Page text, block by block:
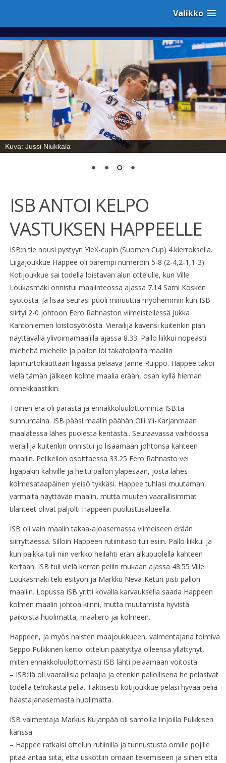
Valikko
Kuva: Jussi Niukkala
ISB ANTOI KELPO
VASTUKSEN HAPPEELLE
ISB:n tie nousi pystyyn YleX-cupin (Suomen Cup) 4.kierroksella.
Liigajoukkue Happee oli parempi numeroin 5-8 (2-4,2-1,1-3).
Kotijoukkue sai todella loistavan alun ottelulle, kun Ville
Loukasmäki onnistui maalinteossa ajassa 7.14 Sami Kosken
syötöstä. Ja lisää seurasi puoli minuuttia myöhemmin kun ISB
siirtyi 2-0 johtoon Eero Rahnaston viimeistellessä Jukka
Kantoniemen loistosyötöstä. Vierailija kavensi kuitenkin pian
näyttävällä ylivoimamaalilla ajassa 8.33. Pallo liikkui nopeasti
mieheltä miehelle ja pallon löi takatolpalta maaliin
läpimurtokauttaan liigassa pelaava Janne Ruippo. Happee takoi
vielä tämän jälkeen kolme maalia erään, osan kyllä hieman
onnekkaastikin.
Toinen erä oli parasta ja ennakkoluulottominta ISB:tä
sunnuntaina. ISB pääsi maalin päähän Olli Yli-Karjanmaan
maalatessa lähes puolesta kentästä.. Seuraavassa vaihdossa
vierailija kuitenkin onnistui jo lisäämään johtonsa kahteen
maaliin. Pelikellon osoittaessa 33.25 Eero Rahnasto vei
liigapakin kahville ja heitti pallon yläpesään, josta lähes
kolmesataapäinen yleisö tykkäsi. Happee tuhlasi muutaman
varmalta näyttävän maalin, mutta muuten vaarallisimmat
tilanteet olivat paljolti Happeen puolustusalueella.
ISB oli vain maalin takaa-ajoasemassa viimeiseen erään
siirryttäessä. Silloin Happeen rutiinitaso tuli esiin. Pallo liikkui ja
kun paikka tuli niin verkko heilahti erän alkupuolella kahteen
kertaan. ISB tuli vielä kerran peliin mukaan ajassa 48.55 Ville
Loukasmäki teki esityön ja Markku Neva-Keturi pisti pallon
maaliin. Lopussa ISB yritti kovalla karvauksella saada Happeen
kolmen maalin johtoa kiinni, mutta muutamista hyvistä
paikoista huolimatta, maaliero jäi kolmeen.
Happeen, ja myös naisten maajoukkueen, valmentajana toimiva
Seppo Pulkkinen kertoi ottelun päätyttyä olleensa yllättynyt,
miten ennakkoluulottomasti ISB lähti pelaamaan voitosta.
– ISB:llä oli vaarallisia pelaajia ja etenkin pallollisena he pelasivat
todella tehokasta peliä. Taktisesti kotijoukkue pelasi hyvää peliä
haastajanasemasta huolimatta.
ISB valmentaja Markus Kujanpää oli samoilla linjoilla Pulkkisen
kanssa.
– Happee ratkaisi ottelun rutiinilla ja tunnustusta omille pojille
pitää antaa siitä, että uskottiin omaan tekemiseen ja siihen että